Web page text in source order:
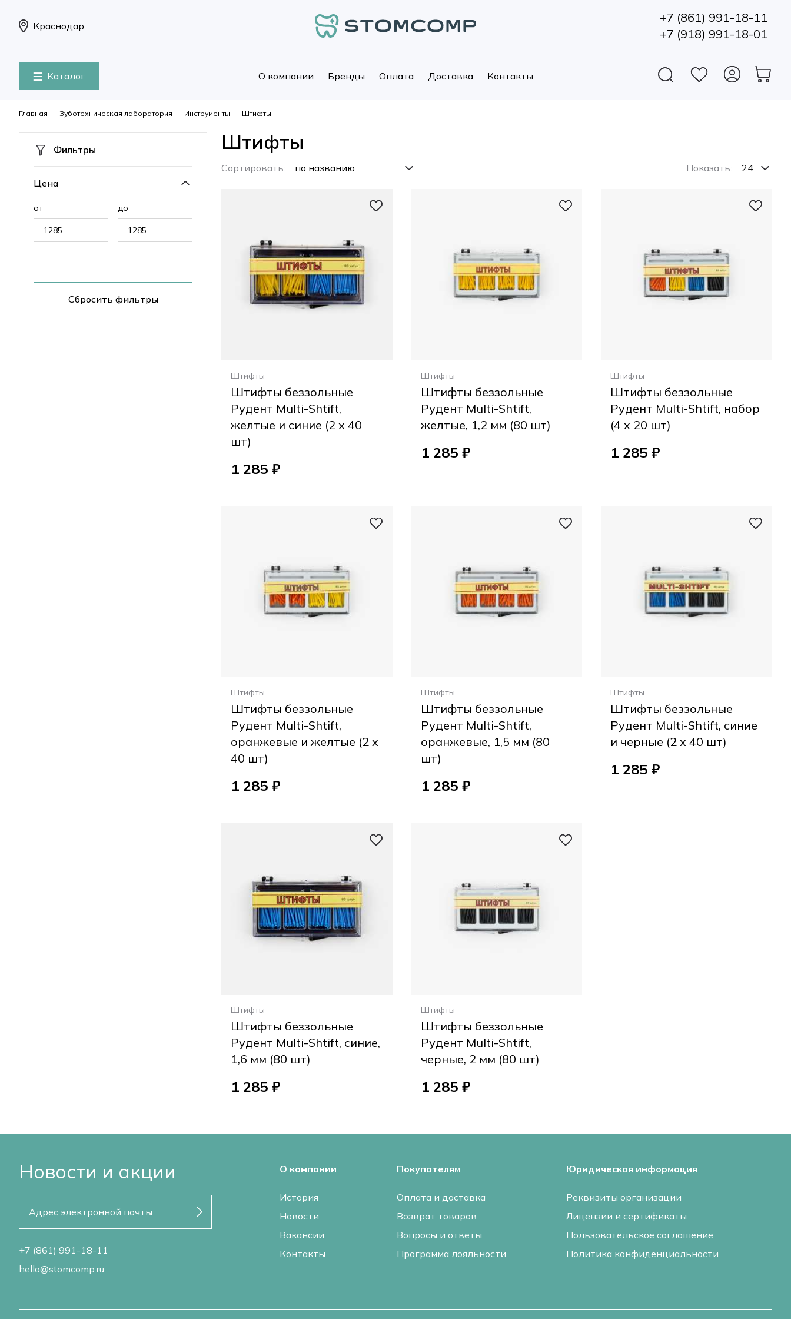
Краснодар
+7 (861) 991-18-11
+7 (918) 991-18-01
Каталог О компании Бренды Оплата Доставка Контакты
Главная — Зуботехническая лаборатория — Инструменты — Штифты
Фильтры
Цена
от до
Сбросить фильтры
Штифты
Сортировать: Показать:
Штифты
Штифты беззольные
Рудент Multi-Shtift,
желтые и синие (2 x 40
шт)
1 285 ₽
Штифты
Штифты беззольные
Рудент Multi-Shtift,
желтые, 1,2 мм (80 шт)
1 285 ₽
Штифты
Штифты беззольные
Рудент Multi-Shtift, набор
(4 x 20 шт)
1 285 ₽
Штифты
Штифты беззольные
Рудент Multi-Shtift,
оранжевые и желтые (2 x
40 шт)
1 285 ₽
Штифты
Штифты беззольные
Рудент Multi-Shtift,
оранжевые, 1,5 мм (80
шт)
1 285 ₽
Штифты
Штифты беззольные
Рудент Multi-Shtift, синие
и черные (2 x 40 шт)
1 285 ₽
Штифты
Штифты беззольные
Рудент Multi-Shtift, синие,
1,6 мм (80 шт)
1 285 ₽
Штифты
Штифты беззольные
Рудент Multi-Shtift,
черные, 2 мм (80 шт)
1 285 ₽
Новости и акции
+7 (861) 991-18-11
hello@stomcomp.ru
О компании
История
Новости
Вакансии
Контакты
Покупателям
Оплата и доставка
Возврат товаров
Вопросы и ответы
Программа лояльности
Юридическая информация
Реквизиты организации
Лицензии и сертификаты
Пользовательское соглашение
Политика конфиденциальности